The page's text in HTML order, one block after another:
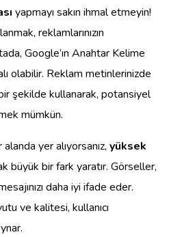
yapmayı sakın ihmal etmeyin!
reklamlarınızın
Google’ın Anahtar Kelime
olabilir. Reklam metinlerinizde
şekilde kullanarak, potansiyel
mümkün.
yer alıyorsanız, yüksek
büyük bir fark yaratır. Görseller,
daha iyi ifade eder.
ve kalitesi, kullanıcı